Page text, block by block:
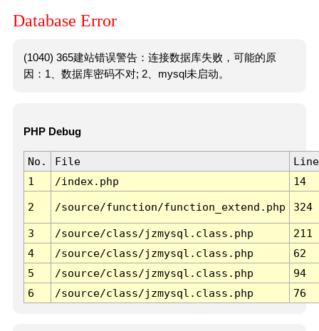
Database Error
(1040) 365建站错误警告：连接数据库失败，可能的原
因：1、数据库密码不对; 2、mysql未启动。
PHP Debug
No. File
Line
1
/index.php 14
2 /source/function/function_extend.php 324
3 /source/class/jzmysql.class.php
211
4
/source/class/jzmysql.class.php
62
5
/source/class/jzmysql.class.php
94
6
/source/class/jzmysql.class.php 76